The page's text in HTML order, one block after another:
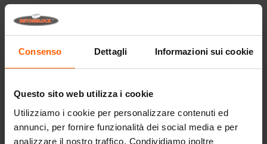
Consenso Dettagli Informazioni sui cookie
Questo sito web utilizza i cookie
Utilizziamo i cookie per personalizzare contenuti ed
annunci, per fornire funzionalità dei social media e per
analizzare il nostro traffico. Condividiamo inoltre
Link utili
Pareti divisorie
Attrezzature di movimentazione
Accessori